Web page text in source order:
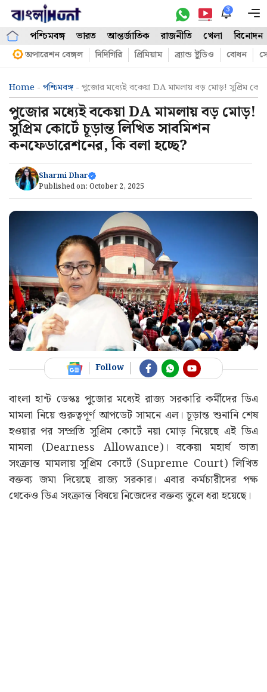
Skip
content
3
পশ্চিমবঙ্গ ভারত আন্তর্জাতিক রাজনীতি খেলা বিনোদন
অপারেশন বেঙ্গল দিদিগিরি প্রিমিয়াম ব্র্যান্ড ষ্টুডিও বোধন
Home - পশ্চিমবঙ্গ- পুজোর মধ্যেই বকেয়া DA মামলায় বড় মোড়! সুপ্রিম
পুজোর মধ্যেই বকেয়া DA মামলায় বড় মোড়!
সুপ্রিম কোর্টে চূড়ান্ত লিখিত সাবমিশন
কনফেডারেশনের, কি বলা হচ্ছে?
Sharmi Dhar
Published on: October 2, 2025
Follow
বাংলা হান্ট ডেস্কঃ পুজোর মধ্যেই রাজ্য সরকারি কর্মীদের ডিএ
মামলা নিয়ে গুরুত্বপূর্ণ আপডেট সামনে এল। চূড়ান্ত শুনানি শেষ
হওয়ার পর সম্প্রতি সুপ্রিম কোর্টে নয়া মোড় নিয়েছে এই ডিএ
মামলা (Dearness Allowance)। বকেয়া মহার্ঘ ভাতা
সংক্রান্ত মামলায় সুপ্রিম কোর্টে (Supreme Court) লিখিত
বক্তব্য জমা দিয়েছে রাজ্য সরকার। এবার কর্মচারীদের পক্ষ
থেকেও ডিএ সংক্রান্ত বিষয়ে নিজেদের বক্তব্য তুলে ধরা হয়েছে।